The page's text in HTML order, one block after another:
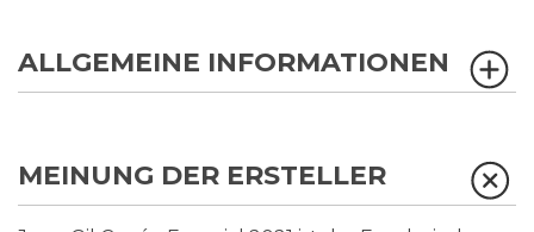
ALLGEMEINE INFORMATIONEN
MEINUNG DER ERSTELLER